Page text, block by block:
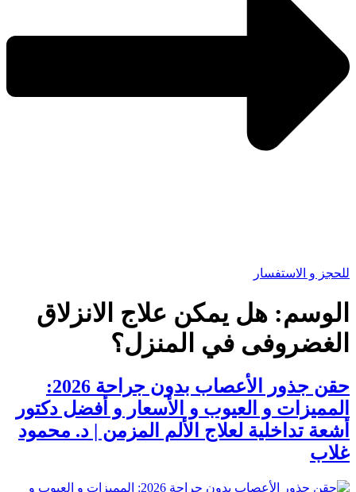
للحجز و الاستفسار
الوسم: هل يمكن علاج الانزلاق
الغضروفى في المنزل؟
حقن جذور الأعصاب بدون جراحة 2026:
المميزات و العيوب و الأسعار و أفضل دكتور
أشعة تداخلية لعلاج الألم المزمن | د. محمود
غلاب